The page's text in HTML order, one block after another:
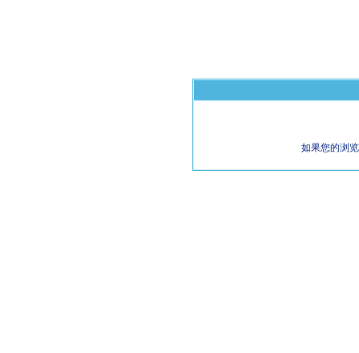
如果您的浏